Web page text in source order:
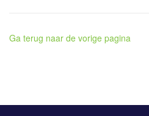
Ga terug naar de vorige pagina